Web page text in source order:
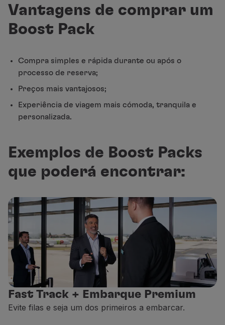
Reembolsos
Fatura online
Bagagem perdida / danificada
Vantagens de comprar um
Boost Pack
Compra simples e rápida durante ou após o
processo de reserva;
Preços mais vantajosos;
Experiência de viagem mais cómoda, tranquila e
personalizada.
Exemplos de Boost Packs
que poderá encontrar:
Fast Track + Embarque Premium
Evite filas e seja um dos primeiros a embarcar.